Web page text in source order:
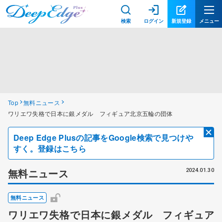
検索 ログイン 新規登録 メニュー
Top 無料ニュース
ワリエワ失格で日本に銀メダル フィギュア北京五輪の団体
Deep Edge Plusの記事をGoogle検索で見つけや
すく。登録はこちら
無料ニュース 2024.01.30
無料ニュース
ワリエワ失格で日本に銀メダル フィギュア